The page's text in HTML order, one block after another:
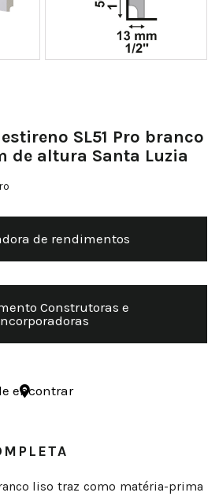
SL51 Pro branco
de altura Santa Luzia
de rendimentos
Construtoras e
encontrar
liso traz como matéria-prima